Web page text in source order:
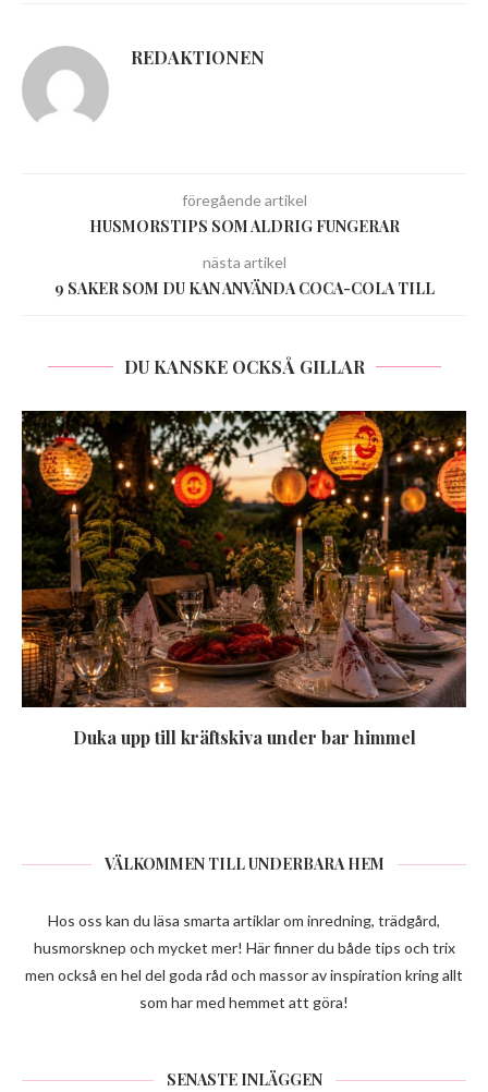
REDAKTIONEN
föregående artikel
HUSMORSTIPS SOM ALDRIG FUNGERAR
nästa artikel
9 SAKER SOM DU KAN ANVÄNDA COCA-COLA TILL
DU KANSKE OCKSÅ GILLAR
Duka upp till kräftskiva under bar himmel
VÄLKOMMEN TILL UNDERBARA HEM
Hos oss kan du läsa smarta artiklar om inredning, trädgård,
husmorsknep och mycket mer! Här finner du både tips och trix
men också en hel del goda råd och massor av inspiration kring allt
som har med hemmet att göra!
SENASTE INLÄGGEN